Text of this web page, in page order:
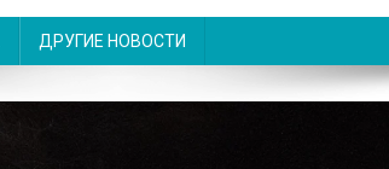
ДРУГИЕ НОВОСТИ